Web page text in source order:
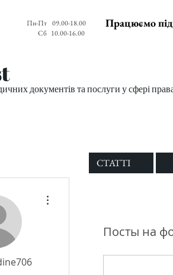
Пн-Пт
Сб
09.00-18.00
10.00-16.00
Працюємо
документів та послуги у сфері
СТАТТІ
Посты на